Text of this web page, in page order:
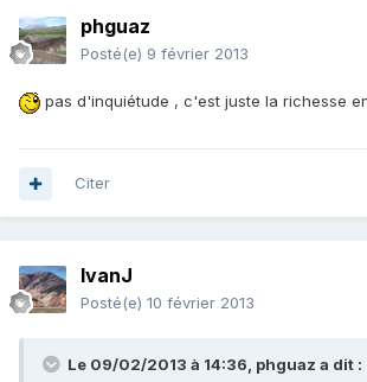
phguaz
Posté(e) 9 février 2013
pas d'inquiétude , c'est juste la richesse
Citer
IvanJ
Posté(e) 10 février 2013
Le 09/02/2013 à 14:36, phguaz a dit :